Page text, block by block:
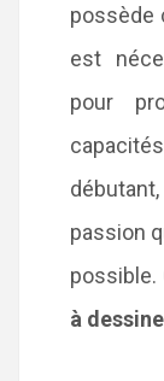
possède
est
pour
passion
possible.
à